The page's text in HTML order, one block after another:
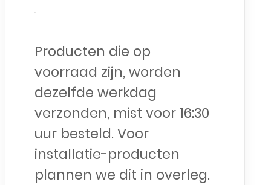
Producten die op
voorraad zijn, worden
dezelfde werkdag
verzonden, mist voor 16:30
uur besteld. Voor
installatie-producten
plannen we dit in overleg.